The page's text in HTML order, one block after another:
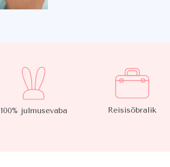
100% julmusevaba Reisisõbralik